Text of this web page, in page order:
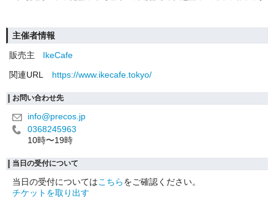
主催者情報
販売主
IkeCafe
関連URL
https://www.ikecafe.tokyo/
お問い合わせ先
info@precos.jp
0368245963
10時〜19時
当日の受付について
当日の受付についてはこちらをご確認ください。
チケットを取り出す